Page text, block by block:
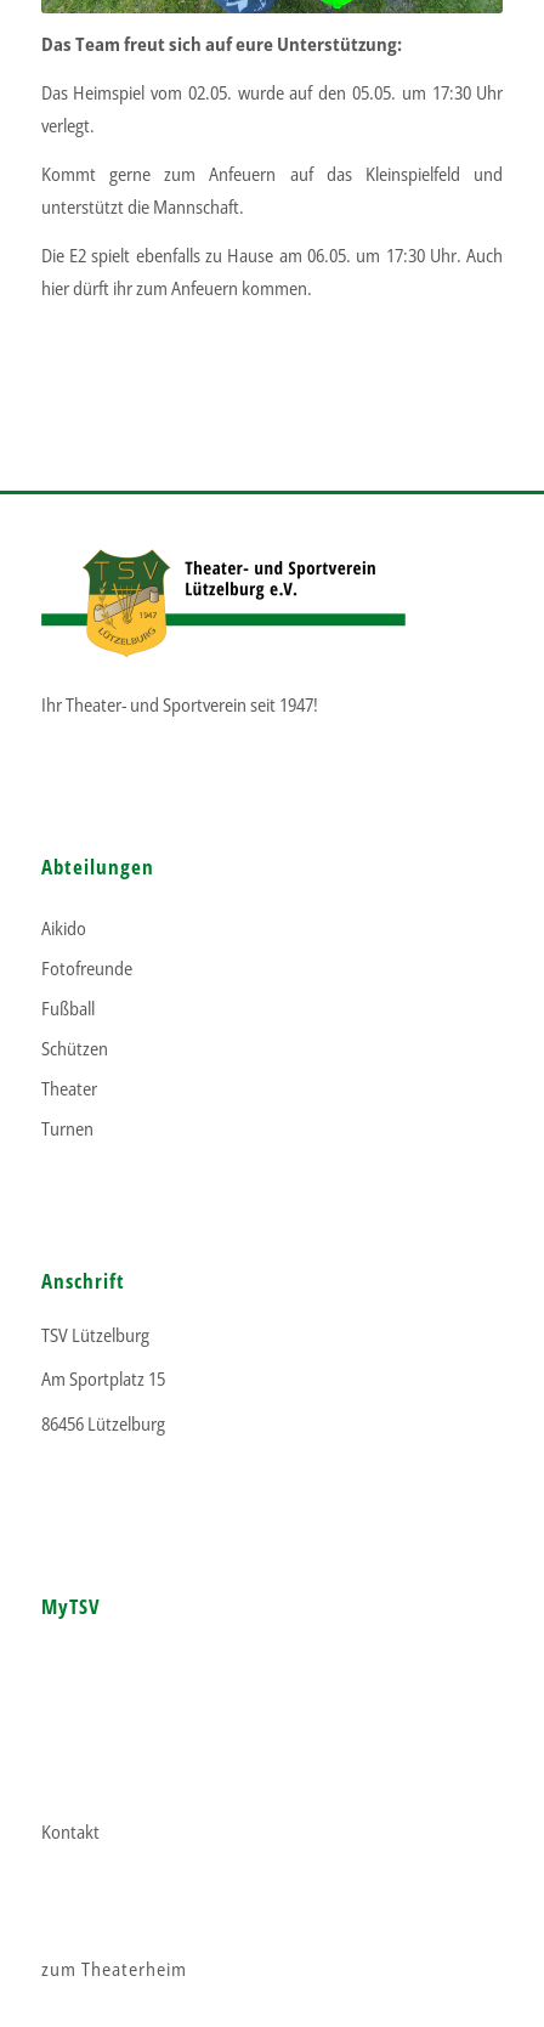
Das Team freut sich auf eure Unterstützung:
Das Heimspiel vom 02.05. wurde auf den 05.05. um 17:30 Uhr
verlegt.
Kommt gerne zum Anfeuern auf das Kleinspielfeld und
unterstützt die Mannschaft.
Die E2 spielt ebenfalls zu Hause am 06.05. um 17:30 Uhr. Auch
hier dürft ihr zum Anfeuern kommen.
Ihr Theater- und Sportverein seit 1947!
Abteilungen
Aikido
Fotofreunde
Fußball
Schützen
Theater
Turnen
Anschrift
TSV Lützelburg
Am Sportplatz 15
86456 Lützelburg
MyTSV
Kontakt
zum Theaterheim